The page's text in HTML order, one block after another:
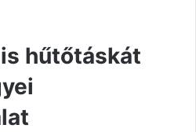
hűtőtáskát